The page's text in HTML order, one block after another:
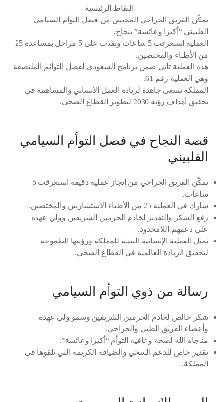
النقاط الرئيسية
تمكّن الفريق الجراحي المختص من فصل التوأم السيامي
الفلبيني “أكيزا وعائشة” بنجاح.
العملية استغرقت 5 ساعات ونفذت على 5 مراحل بمساعدة 25
من الأطباء والمختصين.
هذه العملية تأتي ضمن برنامج السعودي لفصل التوائم الملتصقة
وهي العملية رقم 61.
المملكة تسعى جاهدة لريادة العمل الإنساني والمساهمة في
تحقيق أهداف رؤية 2030 لتطوير القطاع الصحي.
قصة النجاح في فصل التوأم السيامي
الفلبيني
تمكّن الفريق الجراحي من إنجاز عملية دقيقة استغرقت 5
ساعات.
شارك في العملية 25 من الأطباء الاستشاريين والمختصين.
رفع الشكر والتقدير لخادم الحرمين الشريفين وولي عهده
على دعمهم اللامحدود.
تمثل العملية الإنسانية النبيلة للمملكة ورؤيتها الطموحة
لتحقيق الريادة العالمية في القطاع الصحي.
رسالة من ذوي التوأم السيامي
شكر خالص لخادم الحرمين الشريفين وسمو ولي عهده
وأعضاء الفريق الطبي والجراحي.
مناجاة الله لصحة وعافية التوأم “أكيزا وعائشة”.
تقدير خاص للدعم السخي والضيافة الكريمة التي تلقوها في
المملكة.